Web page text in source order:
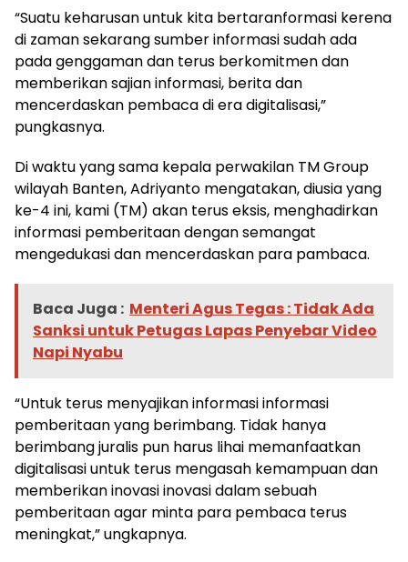
“Suatu keharusan untuk kita bertaranformasi kerena
di zaman sekarang sumber informasi sudah ada
pada genggaman dan terus berkomitmen dan
memberikan sajian informasi, berita dan
mencerdaskan pembaca di era digitalisasi,”
pungkasnya.
Di waktu yang sama kepala perwakilan TM Group
wilayah Banten, Adriyanto mengatakan, diusia yang
ke-4 ini, kami (TM) akan terus eksis, menghadirkan
informasi pemberitaan dengan semangat
mengedukasi dan mencerdaskan para pambaca.
Baca Juga : Menteri Agus Tegas : Tidak Ada
Sanksi untuk Petugas Lapas Penyebar Video
Napi Nyabu
“Untuk terus menyajikan informasi informasi
pemberitaan yang berimbang. Tidak hanya
berimbang juralis pun harus lihai memanfaatkan
digitalisasi untuk terus mengasah kemampuan dan
memberikan inovasi inovasi dalam sebuah
pemberitaan agar minta para pembaca terus
meningkat,” ungkapnya.